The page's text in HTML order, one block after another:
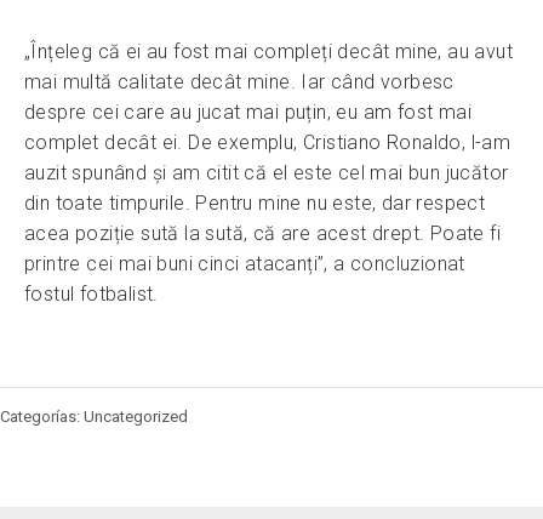
„Înțeleg că ei au fost mai compleți decât mine, au avut
mai multă calitate decât mine. Iar când vorbesc
despre cei care au jucat mai puțin, eu am fost mai
complet decât ei. De exemplu, Cristiano Ronaldo, l-am
auzit spunând și am citit că el este cel mai bun jucător
din toate timpurile. Pentru mine nu este, dar respect
acea poziție sută la sută, că are acest drept. Poate fi
printre cei mai buni cinci atacanți”, a concluzionat
fostul fotbalist.
Categorías: Uncategorized